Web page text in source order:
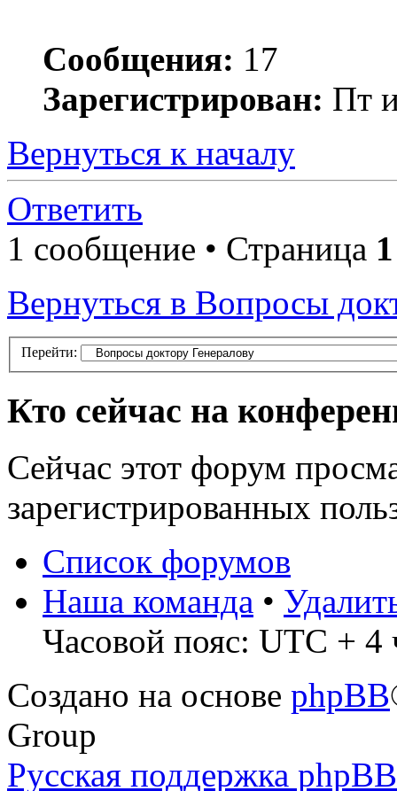
Сообщения: 17
Зарегистрирован: Пт
Вернуться к началу
Ответить
1 сообщение • Страница 1
Вернуться в Вопросы
Перейти:
Кто сейчас на
Сейчас этот форум
зарегистрированных
Список форумов
Наша команда •
Часовой пояс: UTC + 4
Создано на основе phpBB
Group
Русская поддержка phpBB